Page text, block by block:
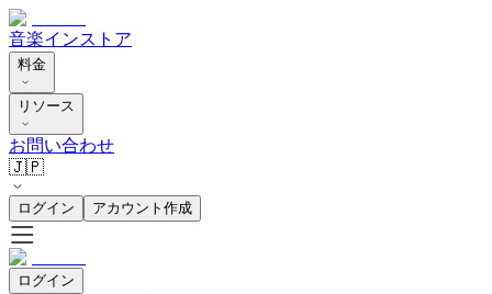
音楽インストア
料金
リソース
お問い合わせ
🇯🇵
ログイン アカウント作成
ログイン